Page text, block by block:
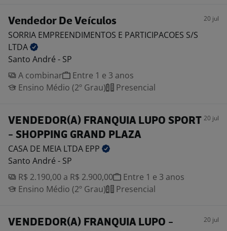
Vendedor De Veículos 20 jul
SORRIA EMPREENDIMENTOS E PARTICIPACOES S/S
LTDA
Santo André - SP
A combinar
Entre 1 e 3 anos
Ensino Médio (2º Grau)
Presencial
VENDEDOR(A) FRANQUIA LUPO SPORT
- SHOPPING GRAND PLAZA
20 jul
CASA DE MEIA LTDA EPP
Santo André - SP
R$ 2.190,00 a R$ 2.900,00
Entre 1 e 3 anos
Ensino Médio (2º Grau)
Presencial
VENDEDOR(A) FRANQUIA LUPO -
20 jul